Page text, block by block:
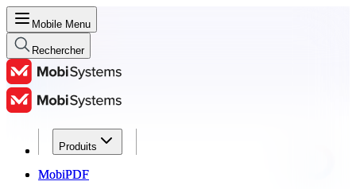
Mobile Menu
Rechercher
Produits
MobiPDF
Produits
MobiPDF